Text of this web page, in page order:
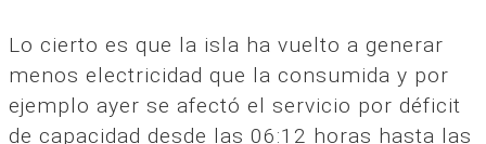
Lo cierto es que la isla ha vuelto a generar
menos electricidad que la consumida y por
ejemplo ayer se afectó el servicio por déficit
de capacidad desde las 06:12 horas hasta las